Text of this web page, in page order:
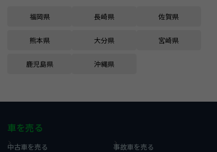
福岡県 長崎県 佐賀県
熊本県 大分県 宮崎県
鹿児島県 沖縄県
車を売る
中古車を売る
事故車を売る